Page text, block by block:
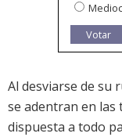
Votar
Al desviarse de su
se adentran en las
dispuesta a todo